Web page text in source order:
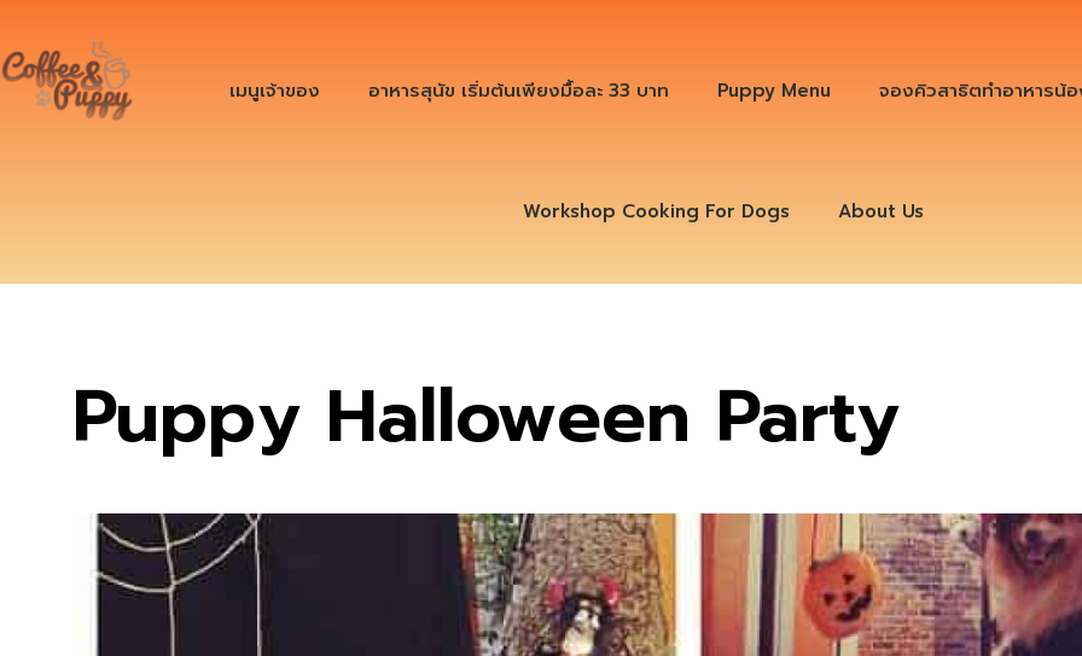
เมนูเจ้าของ อาหารสุนัข เริ่มต้นเพียงมื้อละ 33 บาท Puppy Menu จองคิวสาธิตทำอาหารน้
Workshop Cooking For Dogs About Us
Puppy Halloween Party